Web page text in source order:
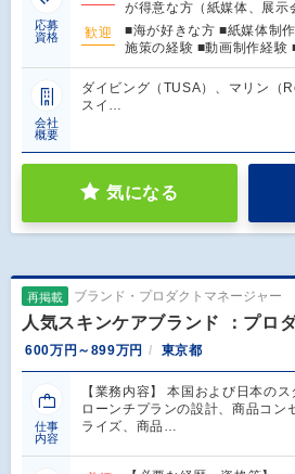
応募
資格
が得意な方（紙媒体、展示
歓迎
■海が好きな方 ■紙媒体制
施策の経験 ■動画制作経験
会社
概要
ダイビング（TUSA）、マリン（
スイ…
気になる
再掲載 ブランド・プロダクトマネージャー
人気スキンケアブランド ：プロ
600万円～899万円 東京都
仕事
内容
【業務内容】 本国および日本の
ローンチプランの設計、商品コン
ライズ、商品…